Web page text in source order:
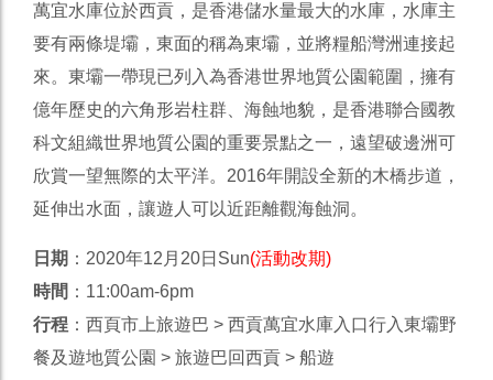
萬宜水庫位於西貢，是香港儲水量最大的水庫，水庫主
要有兩條堤壩，東面的稱為東壩，並將糧船灣洲連接起
來。東壩一帶現已列入為香港世界地質公園範圍，擁有
億年歷史的六角形岩柱群、海蝕地貌，是香港聯合國教
科文組織世界地質公園的重要景點之一，遠望破邊洲可
欣賞一望無際的太平洋。2016年開設全新的木橋步道，
延伸出水面，讓遊人可以近距離觀海蝕洞。
日期 ：2020年12月20日Sun(活動改期)
時間 ：11:00am-6pm
行程 ：西頁市上旅遊巴 > 西貢萬宜水庫入口行入東壩野
餐及遊地質公園 > 旅遊巴回西貢 > 船遊